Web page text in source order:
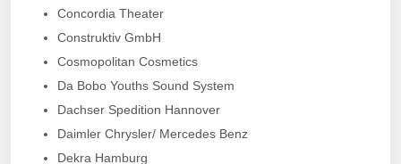
Concordia Theater
Construktiv GmbH
Cosmopolitan Cosmetics
Da Bobo Youths Sound System
Dachser Spedition Hannover
Daimler Chrysler/ Mercedes Benz
Dekra Hamburg